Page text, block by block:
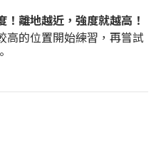
離地越近，強度就越高！
高的位置開始練習，再嘗試